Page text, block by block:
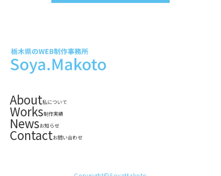
About私について
Works制作実績
Newsお知らせ
Contactお問い合わせ